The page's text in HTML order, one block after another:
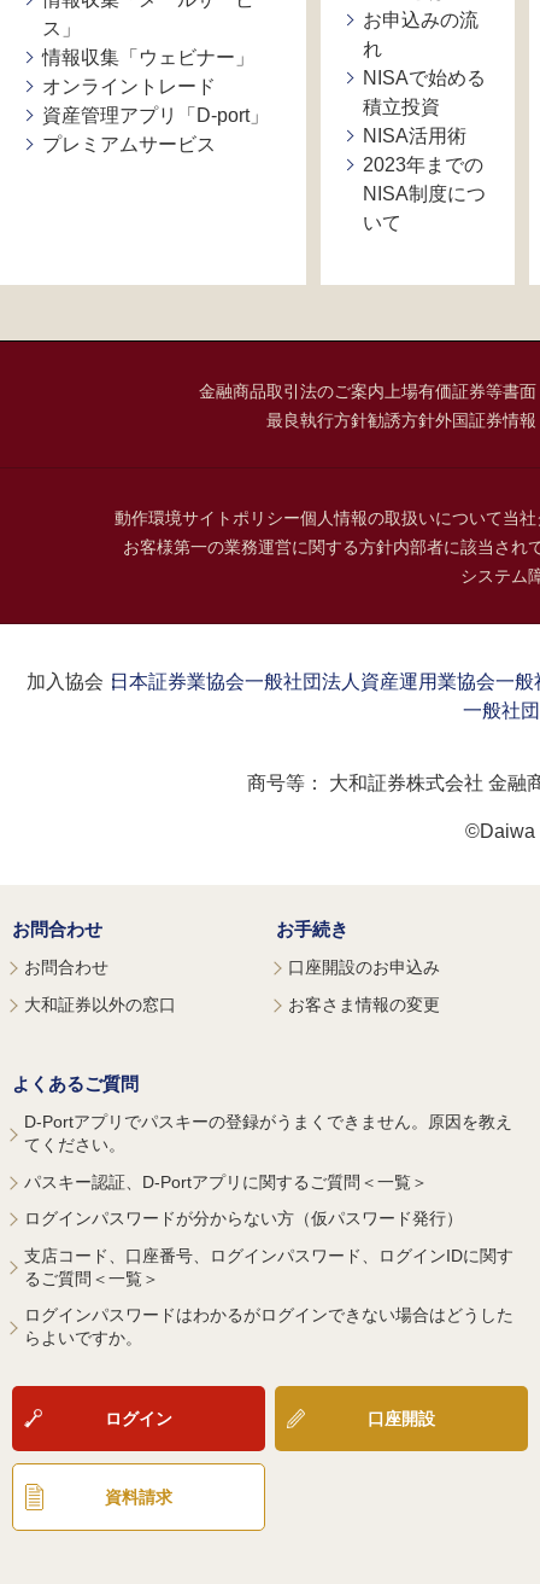
ス」
情報収集「ウェビナー」
オンライントレード
資産管理アプリ「D-port」
プレミアムサービス
お申込みの流
れ
NISAで始める
積立投資
NISA活用術
2023年までの
NISA制度につ
いて
金融商品取引法のご案内 上場有価証券等書
最良執行方針勧誘方針外国証券情
動作環境サイトポリシー個人情報の取扱いについて当
お客様第一の業務運営に関する方針内部者に該当され
システム
加入協会：日本証券業協会一般社団法人資産運用業協会一般
一般社
商号等： 大和証券株式会社 金融
©Daiwa
お問合わせ
お問合わせ
大和証券以外の窓口
お手続き
口座開設のお申込み
お客さま情報の変更
よくあるご質問
D-Portアプリでパスキーの登録がうまくできません。原因を教え
てください。
パスキー認証、D-Portアプリに関するご質問＜一覧＞
ログインパスワードが分からない方（仮パスワード発行）
支店コード、口座番号、ログインパスワード、ログインIDに関す
るご質問＜一覧＞
ログインパスワードはわかるがログインできない場合はどうした
らよいですか。
ログイン 口座開設
資料請求